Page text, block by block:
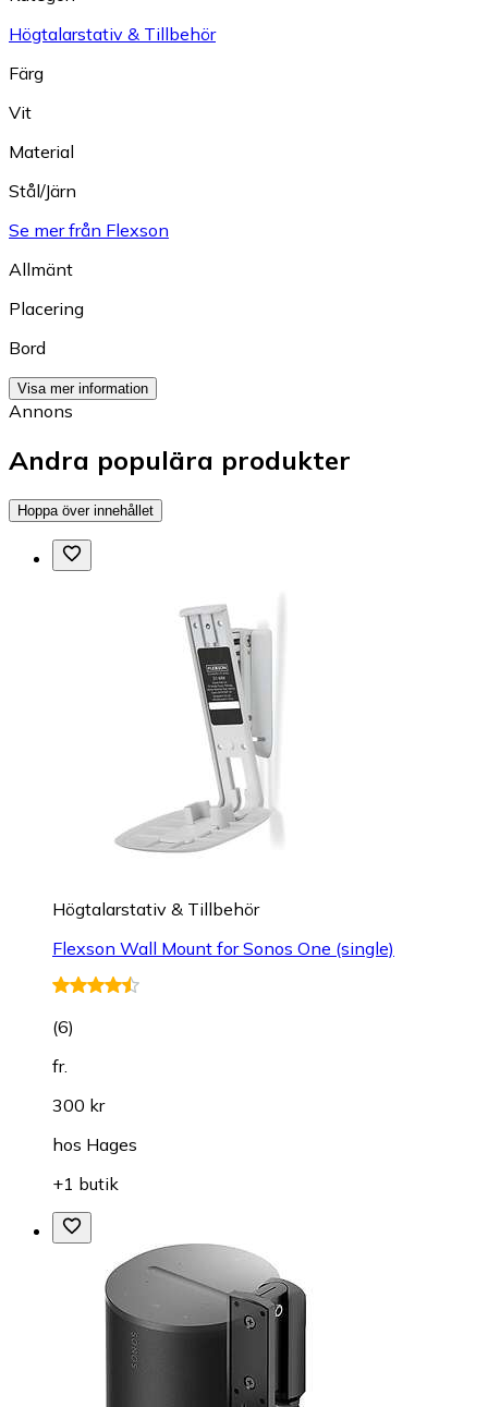
Högtalarstativ & Tillbehör
Färg
Vit
Material
Stål/Järn
Se mer från Flexson
Allmänt
Placering
Bord
Visa mer information
Annons
Andra populära produkter
Hoppa över innehållet
Högtalarstativ & Tillbehör
Flexson Wall Mount for Sonos One (single)
(6)
fr.
300 kr
hos Hages
+1 butik